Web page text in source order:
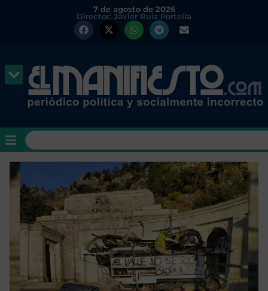
7 de agosto de 2026
Director: Javier Ruiz Portella